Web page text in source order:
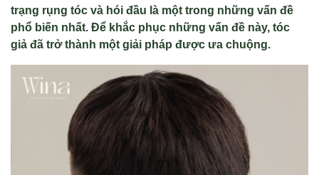
trạng rụng tóc và hói đầu là một trong những vấn đề
phổ biến nhất. Để khắc phục những vấn đề này, tóc
giả đã trở thành một giải pháp được ưa chuộng.